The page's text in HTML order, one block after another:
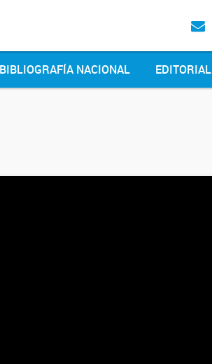
BIBLIOGRAFÍA NACIONAL EDITORIAL